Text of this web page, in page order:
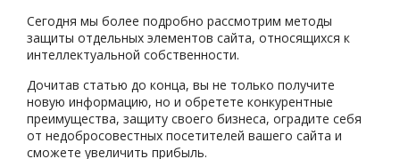
Сегодня мы более подробно рассмотрим методы
защиты отдельных элементов сайта, относящихся к
интеллектуальной собственности.
Дочитав статью до конца, вы не только получите
новую информацию, но и обретете конкурентные
преимущества, защиту своего бизнеса, оградите себя
от недобросовестных посетителей вашего сайта и
сможете увеличить прибыль.